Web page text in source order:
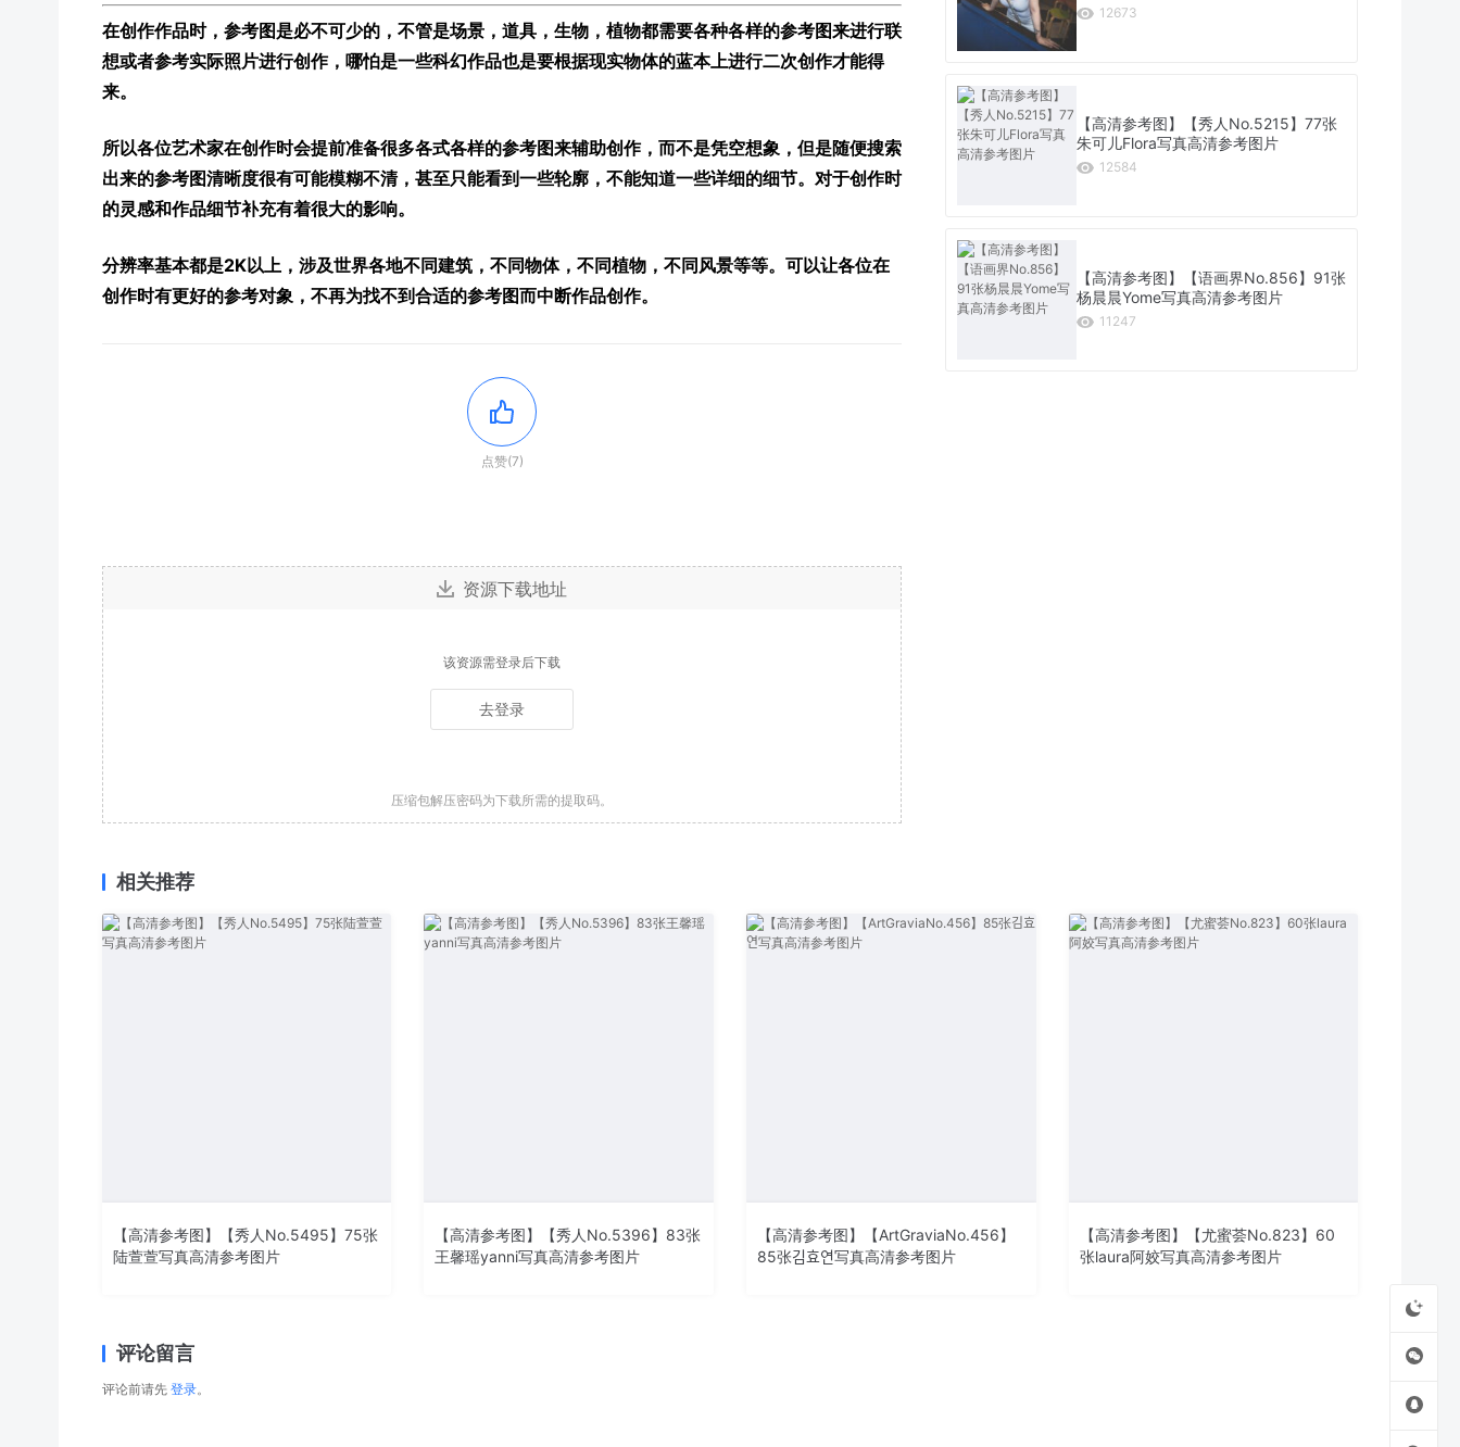
在创作作品时，参考图是必不可少的，不管是场景，道具，生物，植物都需要各种各样的参考图来进行联
想或者参考实际照片进行创作，哪怕是一些科幻作品也是要根据现实物体的蓝本上进行二次创作才能得
来。
所以各位艺术家在创作时会提前准备很多各式各样的参考图来辅助创作，而不是凭空想象，但是随便搜索
出来的参考图清晰度很有可能模糊不清，甚至只能看到一些轮廓，不能知道一些详细的细节。对于创作时
的灵感和作品细节补充有着很大的影响。
分辨率基本都是2K以上，涉及世界各地不同建筑，不同物体，不同植物，不同风景等等。可以让各位在
创作时有更好的参考对象，不再为找不到合适的参考图而中断作品创作。
点赞(7)
资源下载地址
该资源需登录后下载
去登录
压缩包解压密码为下载所需的提取码。
12673
【高清参考图】【秀人No.5215】77张
朱可儿Flora写真高清参考图片
12584
【高清参考图】【语画界No.856】91张
杨晨晨Yome写真高清参考图片
11247
相关推荐
【高清参考图】【秀人No.5495】75张
陆萱萱写真高清参考图片
【高清参考图】【秀人No.5396】83张
王馨瑶yanni写真高清参考图片
【高清参考图】【ArtGraviaNo.456】
85张김효연写真高清参考图片
【高清参考图】【尤蜜荟No.823】60
张laura阿姣写真高清参考图片
评论留言
评论前请先 登录。